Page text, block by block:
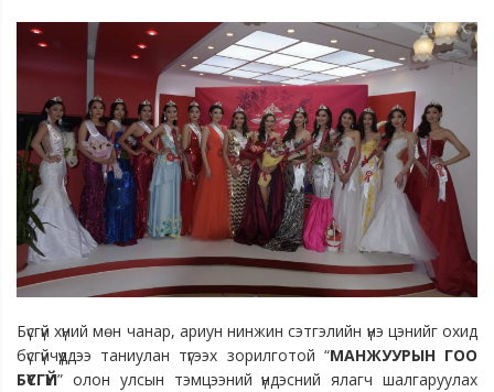
Бүсгүй хүний мөн чанар, ариун нинжин сэтгэлийн үнэ цэнийг охид
бүсгүйчүүддээ таниулан түгээх зорилготой “МАНЖУУРЫН ГОО
БҮСГҮЙ” олон улсын тэмцээний үндэсний ялагч шалгаруулах